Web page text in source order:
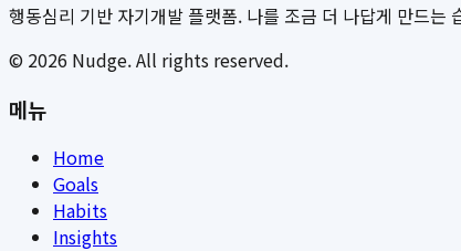
행동심리 기반 자기개발 플랫폼. 나를 조금 더 나답게 만드는
© 2026 Nudge. All rights reserved.
메뉴
Home
Goals
Habits
Insights